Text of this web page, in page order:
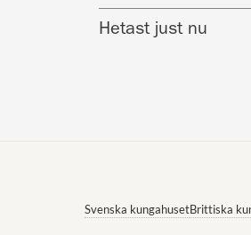
Hetast just nu
Svenska kungahusetBrittiska